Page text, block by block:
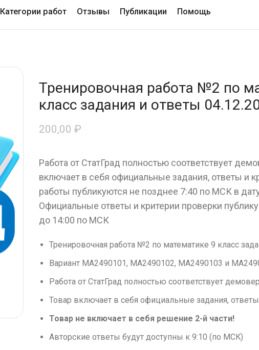
Категории работ Отзывы Публикации Помощь
Тренировочная работа №2 по
класс задания и ответы
200,00 ₽
Работа от СтатГрад полностью соответствует
включает в себя официальные задания, ответы и
работы публикуются не позднее 7:40 по МСК в
Официальные ответы и критерии проверки
до 14:00 по МСК
Тренировочная работа №2 по математике 9 класс
Вариант МА2490101, МА2490102, МА2490103 и
Работа от СтатГрад полностью соответствует
Товар включает в себя официальные задания,
Товар не включает в себя решение 2-й части!
Авторские ответы будут доступны к 9:10 (по МСК)